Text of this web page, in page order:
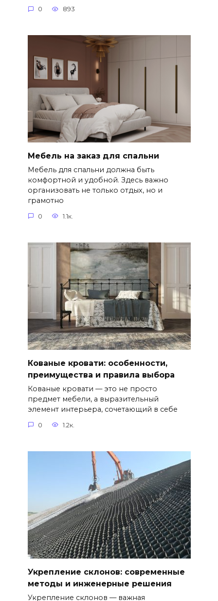
0 893
Мебель на заказ для спальни
Мебель для спальни должна быть
комфортной и удобной. Здесь важно
организовать не только отдых, но и
грамотно
0 1.1к.
Кованые кровати: особенности,
преимущества и правила выбора
Кованые кровати — это не просто
предмет мебели, а выразительный
элемент интерьера, сочетающий в себе
0 1.2к.
Укрепление склонов: современные
методы и инженерные решения
Укрепление склонов — важная